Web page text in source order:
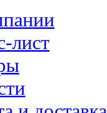
лист